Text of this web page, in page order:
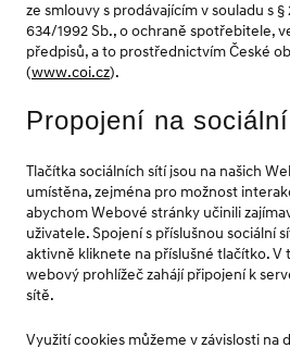
ze smlouvy s prodávajícím v souladu s §
634/1992 Sb., o ochraně spotřebitele,
předpisů, a to prostřednictvím České
(www.coi.cz).
Propojení na
Tlačítka sociálních sítí jsou na našich
umístěna, zejména pro možnost
abychom Webové stránky učinili
uživatele. Spojení s příslušnou sociální
aktivně kliknete na příslušné tlačítko. V
webový prohlížeč zahájí připojení k
sítě.
Využití cookies můžeme v závislosti